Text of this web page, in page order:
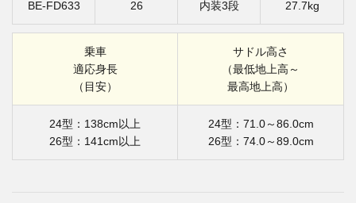
BE-FD633 26 内装3段 27.7kg
乗車
適応身長
（目安）
サドル高さ
（最低地上高～
最高地上高）
24型：138cm以上
26型：141cm以上
24型：71.0～86.0cm
26型：74.0～89.0cm